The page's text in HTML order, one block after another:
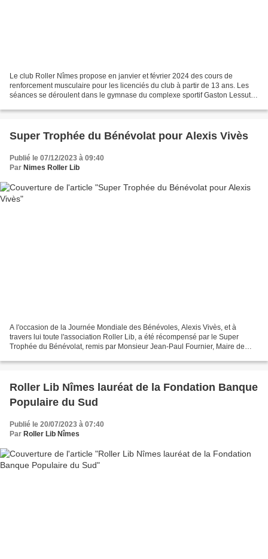
Le club Roller Nîmes propose en janvier et février 2024 des cours de
renforcement musculaire pour les licenciés du club à partir de 13 ans. Les
séances se déroulent dans le gymnase du complexe sportif Gaston Lessut à
Super Trophée du Bénévolat pour Alexis Vivès
Publié le 07/12/2023 à 09:40
Par Nimes Roller Lib
A l'occasion de la Journée Mondiale des Bénévoles, Alexis Vivès, et à
travers lui toute l'association Roller Lib, a été récompensé par le Super
Trophée du Bénévolat, remis par Monsieur Jean-Paul Fournier, Maire de
Roller Lib Nîmes lauréat de la Fondation Banque
Populaire du Sud
Publié le 20/07/2023 à 07:40
Par Roller Lib Nîmes